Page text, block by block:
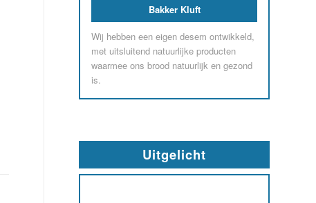
Bakker Kluft
Wij hebben een eigen desem ontwikkeld,
met uitsluitend natuurlijke producten
waarmee ons brood natuurlijk en gezond
is.
Uitgelicht